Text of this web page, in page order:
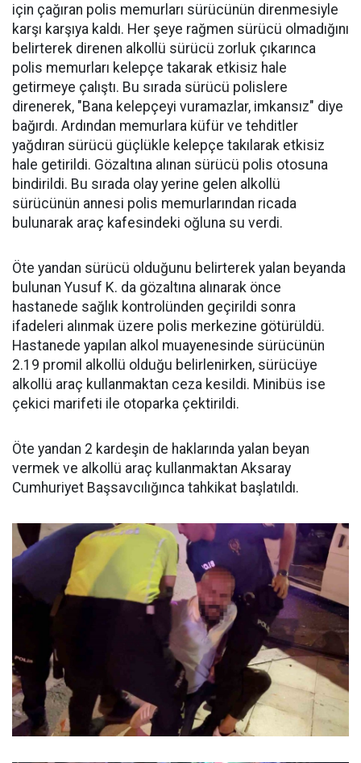
için çağıran polis memurları sürücünün direnmesiyle
karşı karşıya kaldı. Her şeye rağmen sürücü olmadığını
belirterek direnen alkollü sürücü zorluk çıkarınca
polis memurları kelepçe takarak etkisiz hale
getirmeye çalıştı. Bu sırada sürücü polislere
direnerek, "Bana kelepçeyi vuramazlar, imkansız" diye
bağırdı. Ardından memurlara küfür ve tehditler
yağdıran sürücü güçlükle kelepçe takılarak etkisiz
hale getirildi. Gözaltına alınan sürücü polis otosuna
bindirildi. Bu sırada olay yerine gelen alkollü
sürücünün annesi polis memurlarından ricada
bulunarak araç kafesindeki oğluna su verdi.
Öte yandan sürücü olduğunu belirterek yalan beyanda
bulunan Yusuf K. da gözaltına alınarak önce
hastanede sağlık kontrolünden geçirildi sonra
ifadeleri alınmak üzere polis merkezine götürüldü.
Hastanede yapılan alkol muayenesinde sürücünün
2.19 promil alkollü olduğu belirlenirken, sürücüye
alkollü araç kullanmaktan ceza kesildi. Minibüs ise
çekici marifeti ile otoparka çektirildi.
Öte yandan 2 kardeşin de haklarında yalan beyan
vermek ve alkollü araç kullanmaktan Aksaray
Cumhuriyet Başsavcılığınca tahkikat başlatıldı.